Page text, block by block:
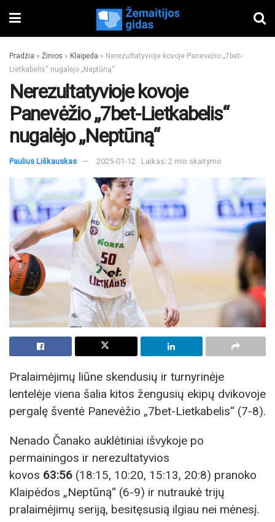
Pradžia » Žinios » Klaipėda » Nerezultatyvioje kovoje Panevėžio „7bet-
Lietkabelis“ nugalėjo „Neptūną“
Nerezultatyvioje kovoje
Panevėžio „7bet-Lietkabelis“
nugalėjo „Neptūną“
Paulius Liškauskas 2025-01-12 Laikas: 2 min skaitymo
Pralaimėjimų liūne skendusių ir turnyrinėje
lentelėje viena šalia kitos žengusių ekipų dvikovoje
pergalę šventė Panevėžio „7bet-Lietkabelis“ (7-8).
Nenado Čanako auklėtiniai išvykoje po
permainingos ir nerezultatyvios
kovos 63:56 (18:15, 10:20, 15:13, 20:8) pranoko
Klaipėdos „Neptūną“ (6-9) ir nutraukė trijų
pralaimėjimų seriją, besitęsusią ilgiau nei mėnesį.